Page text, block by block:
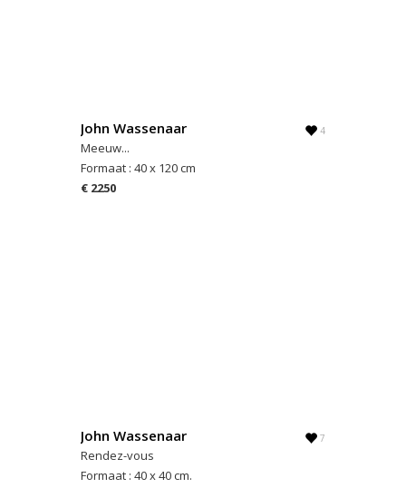
John Wassenaar
Meeuw...
Formaat : 40 x 120 cm
€ 2250
4
John Wassenaar
Rendez-vous
Formaat : 40 x 40 cm.
7